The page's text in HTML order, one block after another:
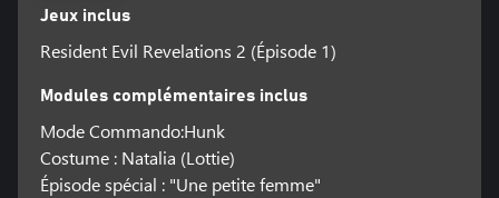
Jeux inclus
Resident Evil Revelations 2 (Épisode 1)
Modules complémentaires inclus
Mode Commando:Hunk
Costume : Natalia (Lottie)
Épisode spécial : "Une petite femme"